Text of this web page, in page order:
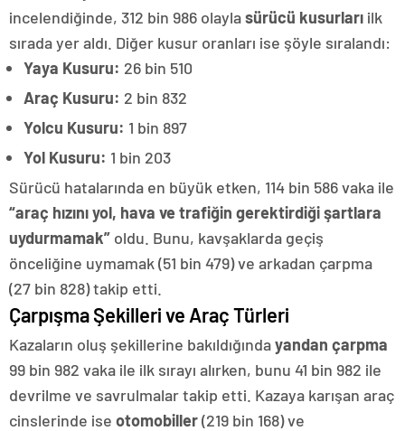
incelendiğinde, 312 bin 986 olaylasürücü kusurları ilk
sırada yer aldı. Diğer kusur oranları ise şöyle sıralandı:
Yaya Kusuru: 26 bin 510
Araç Kusuru: 2 bin 832
Yolcu Kusuru: 1 bin 897
Yol Kusuru: 1 bin 203
Sürücü hatalarında en büyük etken, 114 bin 586 vaka ile
“araç hızını yol, hava ve trafiğin gerektirdiği şartlara
uydurmamak” oldu. Bunu, kavşaklarda geçiş
önceliğine uymamak (51 bin 479) ve arkadan çarpma
(27 bin 828) takip etti.
Çarpışma Şekilleri ve Araç Türleri
Kazaların oluş şekillerine bakıldığındayandan çarpma
99 bin 982 vaka ile ilk sırayı alırken, bunu 41 bin 982 ile
devrilme ve savrulmalar takip etti. Kazaya karışan araç
cinslerinde ise otomobiller(219 bin 168) ve